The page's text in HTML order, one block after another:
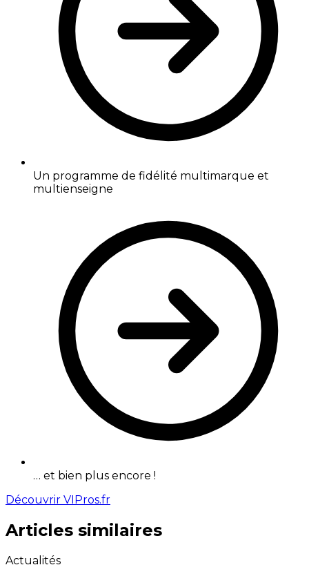
Un programme de fidélité multimarque et
multienseigne
… et bien plus encore !
Découvrir VIPros.fr
Articles similaires
Actualités